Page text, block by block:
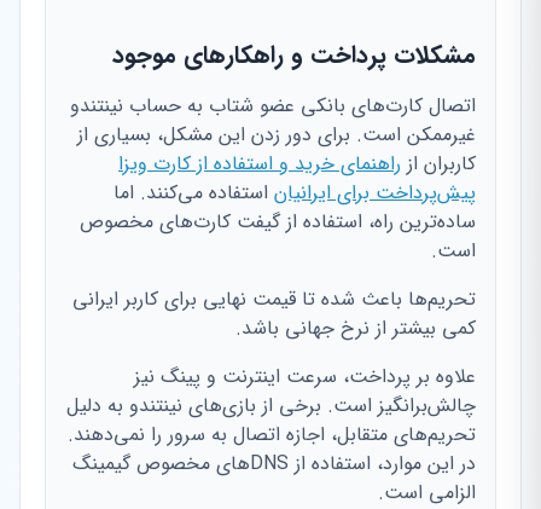
مشکلات پرداخت و راهکارهای موجود
اتصال کارت‌های بانکی عضو شتاب به حساب نینتندو
غیرممکن است. برای دور زدن این مشکل، بسیاری از
کاربران از راهنمای خرید و استفاده از کارت ویزا
پیش‌پرداخت برای ایرانیان استفاده می‌کنند. اما
ساده‌ترین راه، استفاده از گیفت کارت‌های مخصوص
است.
تحریم‌ها باعث شده تا قیمت نهایی برای کاربر ایرانی
کمی بیشتر از نرخ جهانی باشد.
علاوه بر پرداخت، سرعت اینترنت و پینگ نیز
چالش‌برانگیز است. برخی از بازی‌های نینتندو به دلیل
تحریم‌های متقابل، اجازه اتصال به سرور را نمی‌دهند.
در این موارد، استفاده از DNSهای مخصوص گیمینگ
الزامی است.